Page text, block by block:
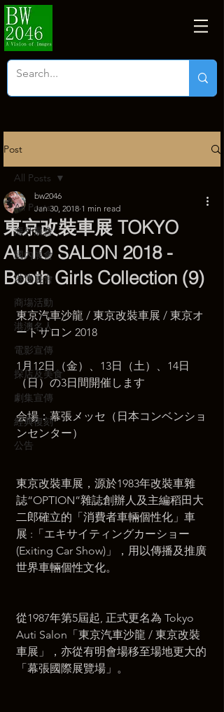
Post
All Posts
海外展會
國內展會
港澳展會
商塲活動
港澳名人
電影宣傳
探店及美食
劇集宣傳
經典復刻
公告
All Posts
東京改裝車展 TOKYO
AUTO SALON 2018 -
Booth Girls Collection (9)
bw2046
Jan 30, 2018 1 min read
東京汽車沙龍 / 東京改裝車展 / 東京オ
ートサロン 2018
1月12日（金）、13日（土）、14日
（日）の3日間開催します
会場：幕張メッセ（日本コンベンショ
ンセンター）
​東京改裝車展，源於1983年改裝車雜
誌“OPTION”雜誌創辦人及主編稻田大
二郎確立的「消費者車輛個性化」車
展 :「エキサイティングカーショー
(Exiting Car Show)」，用以傳播及推廣
世界車輛個性文化。
從1987年第5屆起, 正式更名為 Tokyo
Auti Salon「東京汽車沙龍 / 東京改裝
車展」，亦從有明會場移至場地更大的
「幕張國際展覽場」。